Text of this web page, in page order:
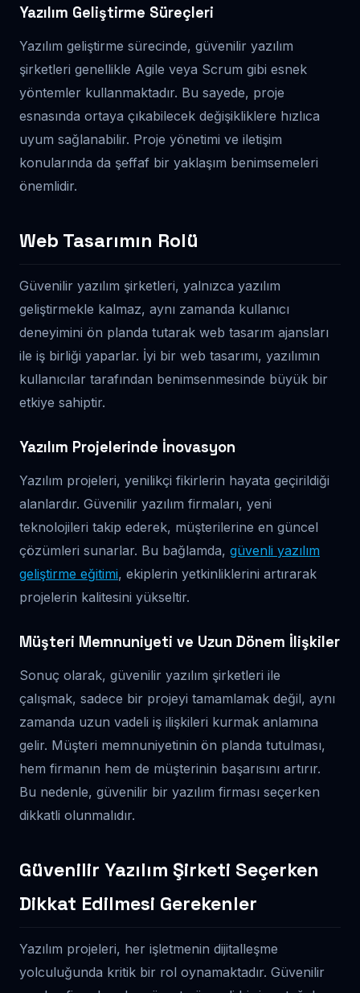
Yazılım Geliştirme Süreçleri
Yazılım geliştirme sürecinde, güvenilir yazılım
şirketleri genellikle Agile veya Scrum gibi esnek
yöntemler kullanmaktadır. Bu sayede, proje
esnasında ortaya çıkabilecek değişikliklere hızlıca
uyum sağlanabilir. Proje yönetimi ve iletişim
konularında da şeffaf bir yaklaşım benimsemeleri
önemlidir.
Web Tasarımın Rolü
Güvenilir yazılım şirketleri, yalnızca yazılım
geliştirmekle kalmaz, aynı zamanda kullanıcı
deneyimini ön planda tutarak web tasarım ajansları
ile iş birliği yaparlar. İyi bir web tasarımı, yazılımın
kullanıcılar tarafından benimsenmesinde büyük bir
etkiye sahiptir.
Yazılım Projelerinde İnovasyon
Yazılım projeleri, yenilikçi fikirlerin hayata geçirildiği
alanlardır. Güvenilir yazılım firmaları, yeni
teknolojileri takip ederek, müşterilerine en güncel
çözümleri sunarlar. Bu bağlamda, güvenli yazılım
geliştirme eğitimi, ekiplerin yetkinliklerini artırarak
projelerin kalitesini yükseltir.
Müşteri Memnuniyeti ve Uzun Dönem İlişkiler
Sonuç olarak, güvenilir yazılım şirketleri ile
çalışmak, sadece bir projeyi tamamlamak değil, aynı
zamanda uzun vadeli iş ilişkileri kurmak anlamına
gelir. Müşteri memnuniyetinin ön planda tutulması,
hem firmanın hem de müşterinin başarısını artırır.
Bu nedenle, güvenilir bir yazılım firması seçerken
dikkatli olunmalıdır.
Güvenilir Yazılım Şirketi Seçerken
Dikkat Edilmesi Gerekenler
Yazılım projeleri, her işletmenin dijitalleşme
yolculuğunda kritik bir rol oynamaktadır. Güvenilir